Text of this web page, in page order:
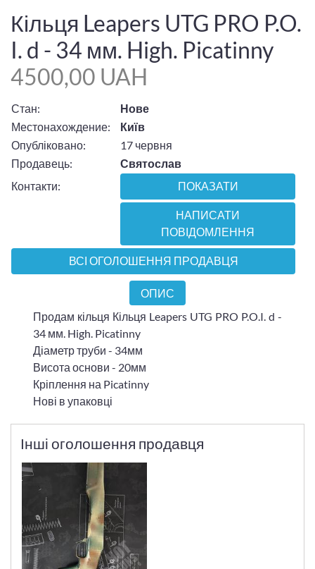
Кільця Leapers UTG PRO P.O.
I. d - 34 мм. High. Picatinny
4500,00 UAH
Стан:
Нове
Местонахождение:
Київ
Опубліковано:
17 червня
Продавець:
Святослав
Контакти:
ПОКАЗАТИ
НАПИСАТИ
ПОВІДОМЛЕННЯ
ВСІ ОГОЛОШЕННЯ ПРОДАВЦЯ
ОПИС
Продам кільця Кільця Leapers UTG PRO P.O.I. d -
34 мм. High. Picatinny
Діаметр труби - 34мм
Висота основи - 20мм
Кріплення на Picatinny
Нові в упаковці
Інші оголошення продавця